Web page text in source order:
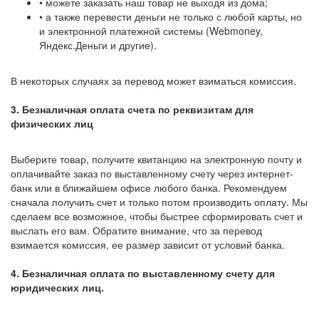
• а также перевести деньги не только с любой карты, но
и электронной платежной системы (Webmoney,
Яндекс.Деньги и другие).
В некоторых случаях за перевод может взиматься комиссия.
3. Безналичная оплата счета по реквизитам для
физических лиц
Выберите товар, получите квитанцию на электронную почту и
оплачивайте заказ по выставленному счету через интернет-
банк или в ближайшем офисе любого банка. Рекомендуем
сначала получить счет и только потом производить оплату. Мы
сделаем все возможное, чтобы быстрее сформировать счет и
выслать его вам. Обратите внимание, что за перевод
взимается комиссия, ее размер зависит от условий банка.
4. Безналичная оплата по выставленному счету для
юридических лиц.